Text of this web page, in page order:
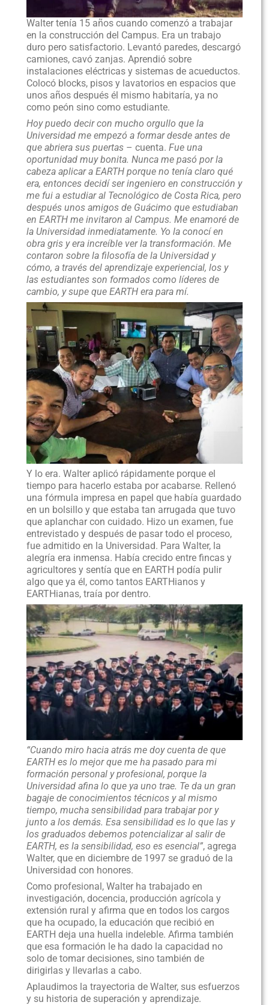
Walter tenía 15 años cuando comenzó a trabajar
en la construcción del Campus. Era un trabajo
duro pero satisfactorio. Levantó paredes, descargó
camiones, cavó zanjas. Aprendió sobre
instalaciones eléctricas y sistemas de acueductos.
Colocó blocks, pisos y lavatorios en espacios que
unos años después él mismo habitaría, ya no
como peón sino como estudiante.
Hoy puedo decir con mucho orgullo que la
Universidad me empezó a formar desde antes de
que abriera sus puertas – cuenta.Fue una
oportunidad muy bonita. Nunca me pasó por la
cabeza aplicar a EARTH porque no tenía claro qué
era, entonces decidí ser ingeniero en construcción y
me fui a estudiar al Tecnológico de Costa Rica, pero
después unos amigos de Guácimo que estudiaban
en EARTH me invitaron al Campus. Me enamoré de
la Universidad inmediatamente. Yo la conocí en
obra gris y era increíble ver la transformación. Me
contaron sobre la filosofía de la Universidad y
cómo, a través del aprendizaje experiencial, los y
las estudiantes son formados como líderes de
cambio, y supe que EARTH era para mí.
Y lo era. Walter aplicó rápidamente porque el
tiempo para hacerlo estaba por acabarse. Rellenó
una fórmula impresa en papel que había guardado
en un bolsillo y que estaba tan arrugada que tuvo
que aplanchar con cuidado. Hizo un examen, fue
entrevistado y después de pasar todo el proceso,
fue admitido en la Universidad. Para Walter, la
alegría era inmensa. Había crecido entre fincas y
agricultores y sentía que en EARTH podía pulir
algo que ya él, como tantos EARTHianos y
EARTHianas, traía por dentro.
“Cuando miro hacia atrás me doy cuenta de que
EARTH es lo mejor que me ha pasado para mi
formación personal y profesional, porque la
Universidad afina lo que ya uno trae. Te da un gran
bagaje de conocimientos técnicos y al mismo
tiempo, mucha sensibilidad para trabajar por y
junto a los demás. Esa sensibilidad es lo que las y
los graduados debemos potencializar al salir de
EARTH, es la sensibilidad, eso es esencial”, agrega
Walter, que en diciembre de 1997 se graduó de la
Universidad con honores.
Como profesional, Walter ha trabajado en
investigación, docencia, producción agrícola y
extensión rural y afirma que en todos los cargos
que ha ocupado, la educación que recibió en
EARTH deja una huella indeleble. Afirma también
que esa formación le ha dado la capacidad no
solo de tomar decisiones, sino también de
dirigirlas y llevarlas a cabo.
Aplaudimos la trayectoria de Walter, sus esfuerzos
y su historia de superación y aprendizaje.